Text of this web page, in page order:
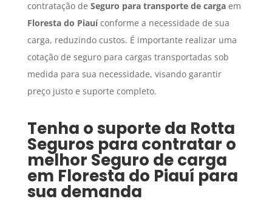
contratação de Seguro para transporte de cargaem
Floresta do Piauíconforme a necessidade de sua
carga, reduzindo custos. É importante realizar uma
cotação de seguro para cargas transportadas sob
medida para sua necessidade, visando garantir
preço justo e suporte completo.
Tenha o suporte da Rotta
Seguros para contratar o
melhor Seguro de carga
em Floresta do Piauí para
sua demanda